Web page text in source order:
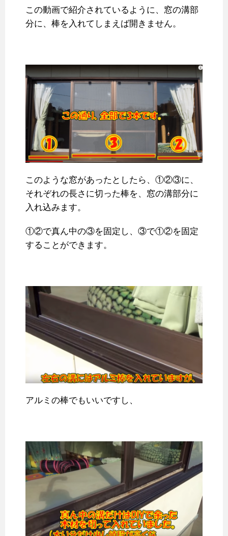
この動画で紹介されているように、窓の溝部
分に、棒を入れてしまえば開きません。
このような窓があったとしたら、①②③に、
それぞれの長さに切った棒を、窓の溝部分に
入れ込みます。
①②で真ん中の③を固定し、③で①②を固定
することができます。
アルミの棒でもいいですし、